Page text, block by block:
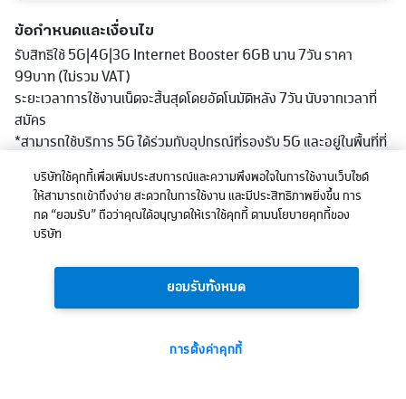
ข้อกำหนดและเงื่อนไข
รับสิทธิใช้ 5G|4G|3G Internet Booster 6GB นาน 7วัน ราคา
99บาท (ไม่รวม VAT)
ระยะเวลาการใช้งานเน็ตจะสิ้นสุดโดยอัตโนมัติหลัง 7วัน นับจากเวลาที่
สมัคร
*สามารถใช้บริการ 5G ได้ร่วมกับอุปกรณ์ที่รองรับ 5G และอยู่ในพื้นที่ที่
ให้บริการเท่านั้น ความเร็วในการรับบริการอาจขึ้นอยู่กับปัจจัยแวดล้อ
มอื่นๆ อาทิ คุณสมบัติของอุปกรณ์โทรศัพท์เคลื่อนที่ จำนวนผู้ใช้บริการ
ในช่วงระยะเวลาเดียวกัน พื้นที่และลักษณะภูมิประเทศที่ใช้บริการ ตลอด
จนระยะห่างของสถานีวิทยุคมนาคมสามารถตรวจสอบพื้นที่การให้
http://truemoveh.truecorp.co.th/truemoveh5g
บริษัทใช้คุกกี้เพื่อเพิ่มประสบการณ์และความพึงพอใจในการใช้งานเว็บไซต์
ให้สามารถเข้าถึงง่าย สะดวกในการใช้งาน และมีประสิทธิภาพยิ่งขึ้น การ
กด “ยอมรับ” ถือว่าคุณได้อนุญาตให้เราใช้คุกกี้ ตามนโยบายคุกกี้ของ
บริษัท
ยอมรับทั้งหมด
การตั้งค่าคุกกี้